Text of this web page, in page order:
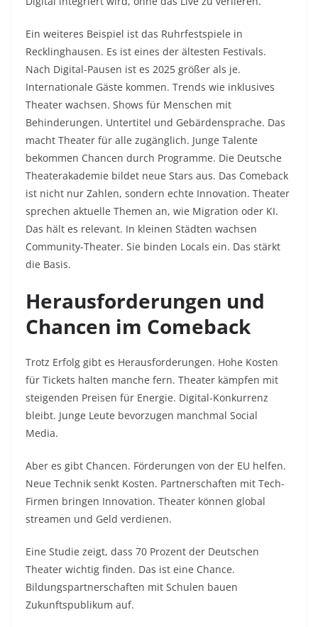
Ein weiteres Beispiel ist das Ruhrfestspiele in
Recklinghausen. Es ist eines der ältesten Festivals.
Nach Digital-Pausen ist es 2025 größer als je.
Internationale Gäste kommen. Trends wie inklusives
Theater wachsen. Shows für Menschen mit
Behinderungen. Untertitel und Gebärdensprache. Das
macht Theater für alle zugänglich. Junge Talente
bekommen Chancen durch Programme. Die Deutsche
Theaterakademie bildet neue Stars aus. Das Comeback
ist nicht nur Zahlen, sondern echte Innovation. Theater
sprechen aktuelle Themen an, wie Migration oder KI.
Das hält es relevant. In kleinen Städten wachsen
Community-Theater. Sie binden Locals ein. Das stärkt
die Basis.
Herausforderungen und
Chancen im Comeback
Trotz Erfolg gibt es Herausforderungen. Hohe Kosten
für Tickets halten manche fern. Theater kämpfen mit
steigenden Preisen für Energie. Digital-Konkurrenz
bleibt. Junge Leute bevorzugen manchmal Social
Media.
Aber es gibt Chancen. Förderungen von der EU helfen.
Neue Technik senkt Kosten. Partnerschaften mit Tech-
Firmen bringen Innovation. Theater können global
streamen und Geld verdienen.
Eine Studie zeigt, dass 70 Prozent der Deutschen
Theater wichtig finden. Das ist eine Chance.
Bildungspartnerschaften mit Schulen bauen
Zukunftspublikum auf.